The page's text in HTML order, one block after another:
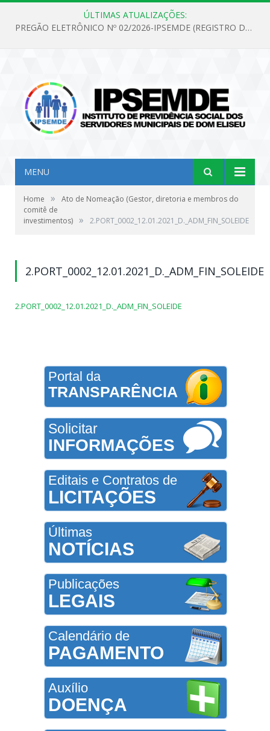
ÚLTIMAS ATUALIZAÇÕES:
PREGÃO ELETRÔNICO Nº 02/2026-IPSEMDE (REGISTRO DE PREÇOS PARA FUTURA E EVENTUAL AQUISIÇÃO DE MATERIAL DE LIMPEZA E GÊNEROS ALIMENTÍCIOS PARA ATENDER AS NECESSIDADES DO INSTITUTO DE PREVIDÊNCIA SOCIAL DOS SERVIDORES MUNICIPAIS DE DOM ELISEU.)
MENU
Home »
Ato de Nomeação (Gestor, diretoria e membros do
comitê de
investimentos) » 2.PORT_0002_12.01.2021_D._ADM_FIN_SOLEIDE
2.PORT_0002_12.01.2021_D._ADM_FIN_SOLEIDE
2.PORT_0002_12.01.2021_D._ADM_FIN_SOLEIDE
Portal da
TRANSPARÊNCIA
Solicitar
INFORMAÇÕES
Editais e Contratos de
LICITAÇÕES
Últimas
NOTÍCIAS
Publicações
LEGAIS
Calendário de
PAGAMENTO
Auxílio
DOENÇA